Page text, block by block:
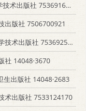
术出版社 7536916299
出版社 7506700921
术出版社 7536925573
社 14048·3670
生出版社 14048·2683
术出版社 7533124170